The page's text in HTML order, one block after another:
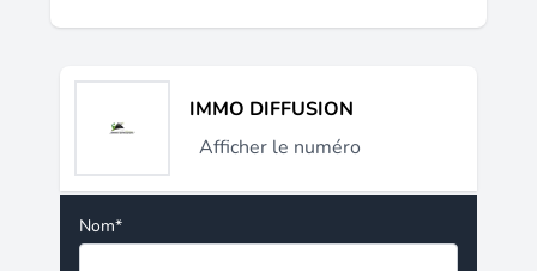
IMMO DIFFUSION
Afficher le numéro
Nom*